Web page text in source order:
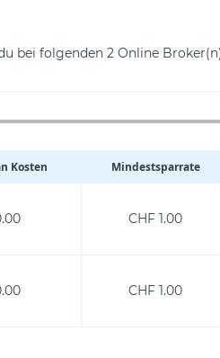
bei folgenden 2 Online
Kosten Mindestsparrate
CHF 1.00
CHF 1.00